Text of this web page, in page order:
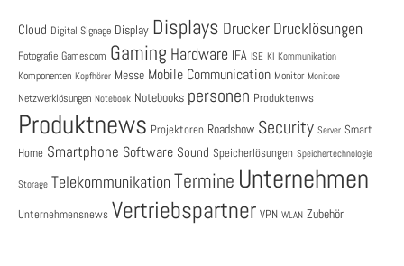
Cloud Digital Signage Display Displays Drucker Drucklösungen
Fotografie Gamescom Gaming Hardware IFA ISE KI Kommunikation
Komponenten Kopfhörer Messe Mobile Communication Monitor Monitore
Netzwerklösungen Notebook Notebooks personen Produktenws
Produktnews Projektoren Roadshow Security Server Smart
Home Smartphone Software Sound Speicherlösungen Speichertechnologie
Storage Telekommunikation Termine Unternehmen
Unternehmensnews Vertriebspartner VPN WLAN Zubehör